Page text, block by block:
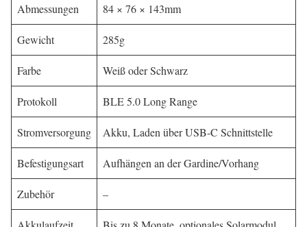
Abmessungen ‎‎84 × 76 × 143mm
Gewicht 285g
Farbe Weiß oder Schwarz
Protokoll BLE 5.0 Long Range
Stromversorgung Akku, Laden über USB-C Schnittstelle
Befestigungsart Aufhängen an der Gardine/Vorhang
Zubehör –